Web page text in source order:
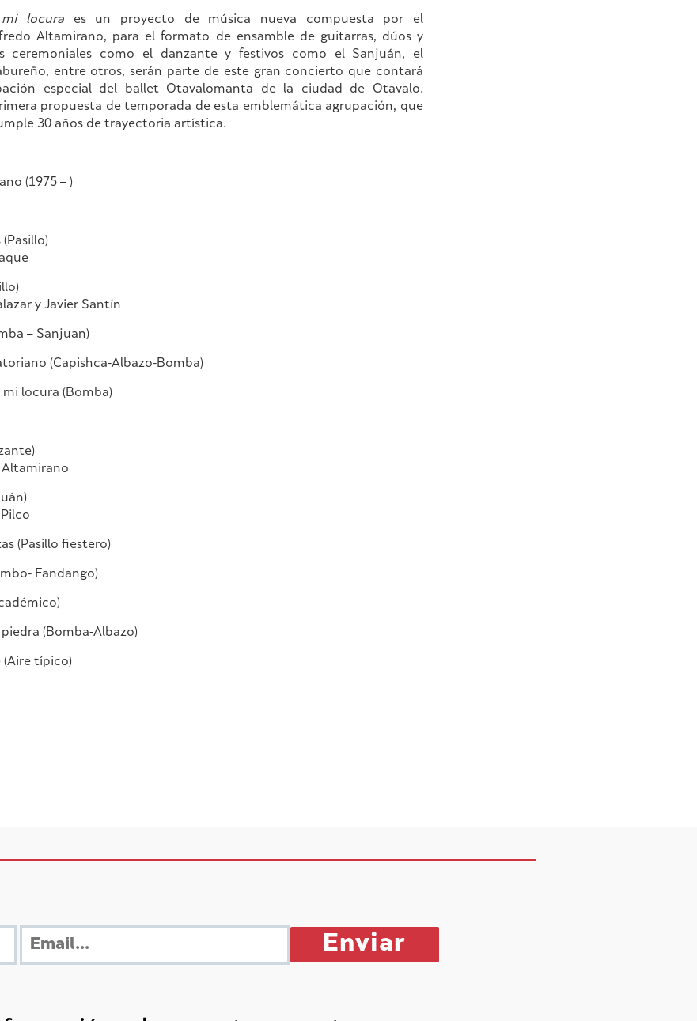
locura es un proyecto de música nueva compuesta por el
Altamirano, para el formato de ensamble de guitarras, dúos y
ceremoniales como el danzante y festivos como el Sanjuán, el
entre otros, serán parte de este gran concierto que contará
especial del ballet Otavalomanta de la ciudad de Otavalo.
propuesta de temporada de esta emblemática agrupación, que
30 años de trayectoria artística.
(1975 – )
y Javier Santín
– Sanjuan)
(Capishca-Albazo-Bomba)
locura (Bomba)
Altamirano
(Pasillo fiestero)
Fandango)
(Bomba-Albazo)
(Aire típico)